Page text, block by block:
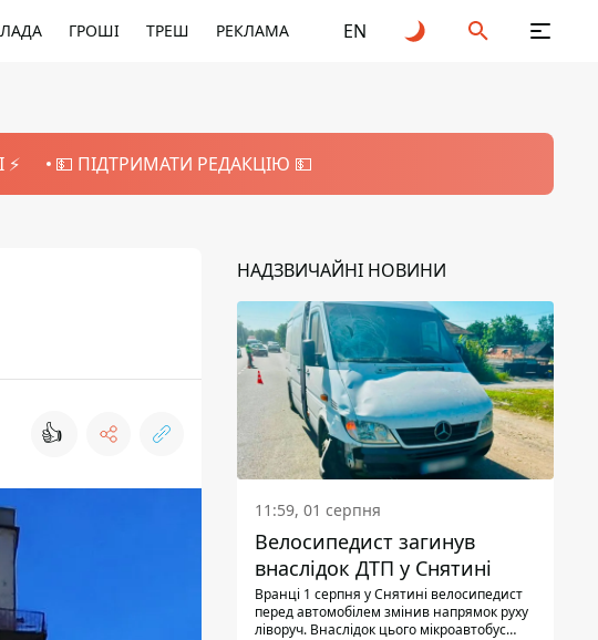
ГРОШІ ТРЕШ РЕКЛАМА EN
💵 ПІДТРИМАТИ РЕДАКЦІЮ 💵
👍
НАДЗВИЧАЙНІ НОВИНИ
11:59, 01 серпня
Велосипедист загинув
внаслідок ДТП у Снятині
Вранці 1 серпня у Снятині велосипедист
перед автомобілем змінив напрямок руху
ліворуч. Внаслідок цього мікроавтобус